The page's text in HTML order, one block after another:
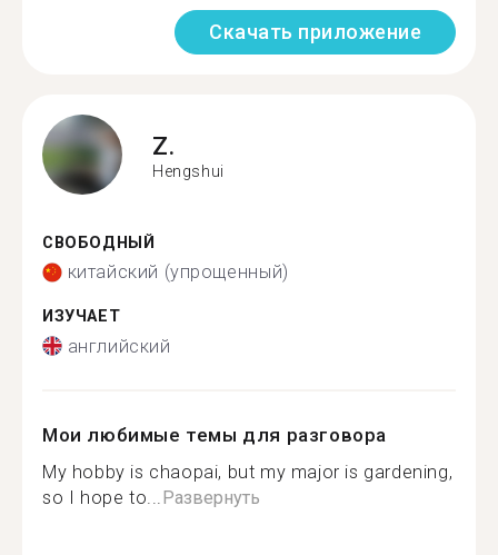
Скачать приложение
Z.
Hengshui
СВОБОДНЫЙ
китайский (упрощенный)
ИЗУЧАЕТ
английский
Мои любимые темы для разговора
My hobby is chaopai, but my major is gardening,
so I hope to... Развернуть